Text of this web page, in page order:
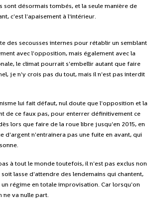
sont désormais tombés, et la seule manière de
c'est l'apaisement à l'intérieur.
des secousses internes pour rétablir un semblant
avec l'opposition, mais également avec la
le climat pourrait s'embellir autant que faire
je n'y crois pas du tout, mais il n'est pas interdit
lui fait défaut, nul doute que l'opposition et la
de ce faux pas, pour enterrer définitivement ce
lors que faire de la roue libre jusqu'en 2015, en
d'argent n'entrainera pas une fuite en avant, qui
à tout le monde toutefois, il n'est pas exclus non
lasse d'attendre des lendemains qui chantent,
régime en totale improvisation. Car lorsqu'on
ne va nulle part.